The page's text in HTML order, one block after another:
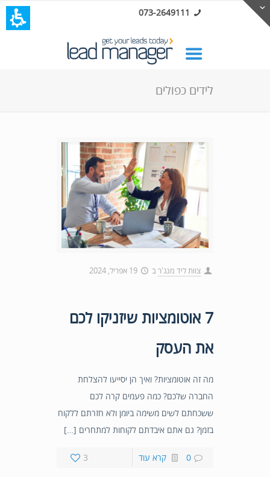
073-2649111
לידים כפולים
צוות ליד מנג'רב 19 אפריל, 2024
7 אוטומציות שיזניקו לכם
את העסק
מה זה אוטומציות? ואיך הן יסייעו להצלחת
החברה שלכם? כמה פעמים קרה לכם
ששכחתם לשים משימה ביומן ולא חזרתם ללקוח
בזמן? גם אתם איבדתם לקוחות למתחרים […]
3 0 קרא עוד